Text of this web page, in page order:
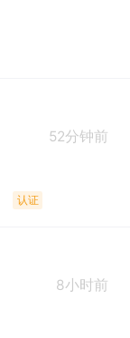
52分钟前
认证
8小时前